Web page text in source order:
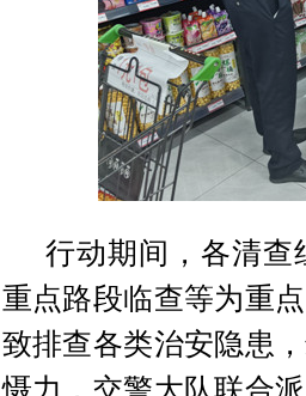
行动期间，各清查
重点路段临查等为重
致排查各类治安隐患
慑力，交警大队联合